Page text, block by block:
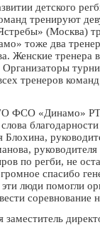
детского
тренируют
(Москва)
тоже два
Женские тренера
тренеров
ФСО «Динамо» РТ
по регби, не
спасибо
люди помогли
соревнование
заместитель